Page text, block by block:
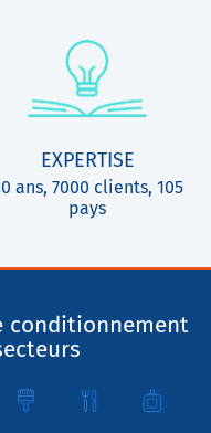
EXPERTISE
ans, 7000 clients, 105
pays
conditionnement